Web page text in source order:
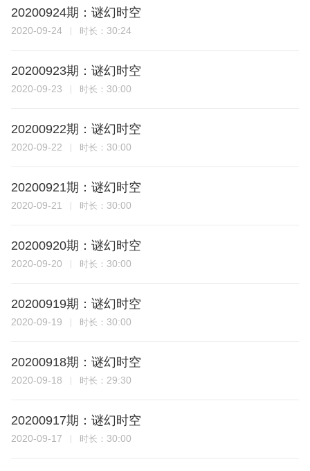
20200924期：谜幻时空
2020-09-24 时长： 30:24
20200923期：谜幻时空
2020-09-23 时长： 30:00
20200922期：谜幻时空
2020-09-22 时长： 30:00
20200921期：谜幻时空
2020-09-21 时长： 30:00
20200920期：谜幻时空
2020-09-20 时长： 30:00
20200919期：谜幻时空
2020-09-19 时长： 30:00
20200918期：谜幻时空
2020-09-18 时长： 29:30
20200917期：谜幻时空
2020-09-17 时长： 30:00